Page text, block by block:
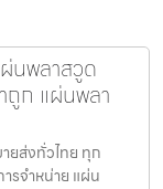
นพลาสวูด
ถูก แผ่นพลา
ยส่งทั่วไทย ทุก
รจำหน่าย แผ่น